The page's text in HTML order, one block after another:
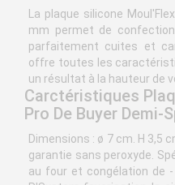
La plaque silicone
mm permet de
parfaitement cuites et
offre toutes les
un résultat à la hauteur de
Carctéristiques
Pro De Buyer Demi-
Dimensions : ø 7 cm. H 3,5
garantie sans peroxyde.
au four et congélation de